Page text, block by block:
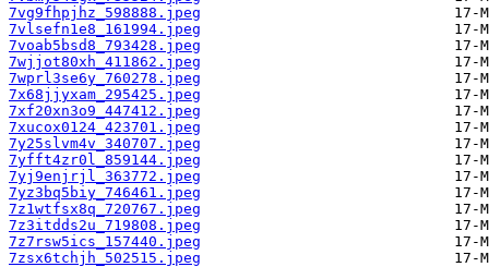
7vg9fhpjhz_598888.jpeg
7vlsefn1e8_161994.jpeg
7voab5bsd8_793428.jpeg
7wjjot80xh_411862.jpeg
7wprl3se6y_760278.jpeg
7x68jjyxam_295425.jpeg
7xf20xn3o9_447412.jpeg
7xucox0124_423701.jpeg
7y25slvm4v_340707.jpeg
7yfft4zr0l_859144.jpeg
7yj9enjrjl_363772.jpeg
7yz3bq5biy_746461.jpeg
7z1wtfsx8q_720767.jpeg
7z3itdds2u_719808.jpeg
7z7rsw5ics_157440.jpeg
7zsx6tchjh_502515.jpeg